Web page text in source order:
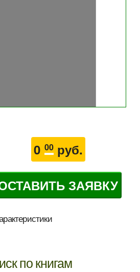
0 00руб.
ЗАЯВКУ
по книгам